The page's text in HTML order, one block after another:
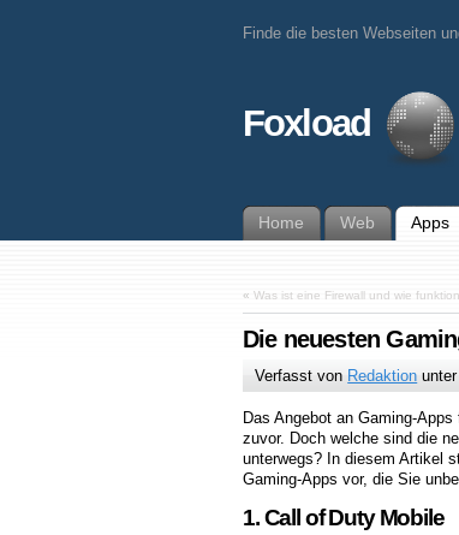
Finde die besten Webseiten
Foxload
Home Web Apps
« Was ist eine Firewall und wie
Die neuesten
Verfasst von Redaktion
Das Angebot an Gaming-
zuvor. Doch welche sind die
unterwegs? In diesem Artikel
Gaming-Apps vor, die Sie
1. Call of Duty Mobile